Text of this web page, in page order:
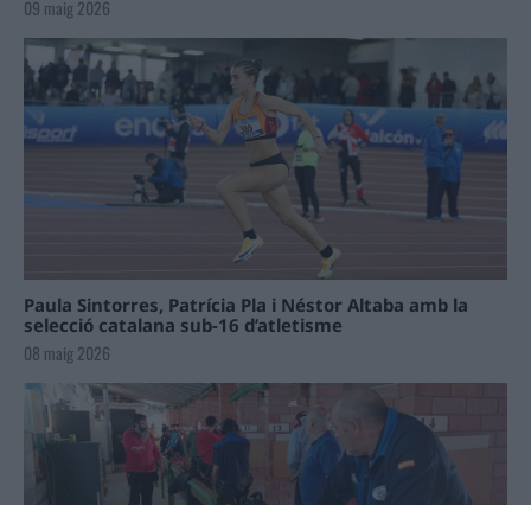
09 maig 2026
Paula Sintorres, Patrícia Pla i Néstor Altaba amb la
selecció catalana sub-16 d’atletisme
08 maig 2026